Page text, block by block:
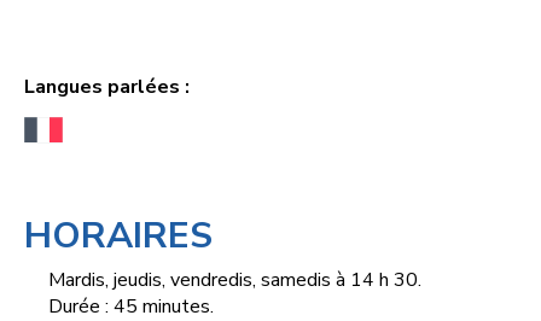
Langues parlées :
HORAIRES
Mardis, jeudis, vendredis, samedis à 14 h 30.
Durée : 45 minutes.